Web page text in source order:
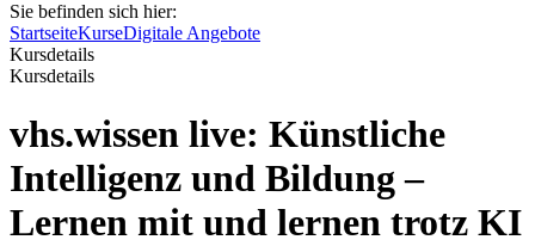
Sie befinden sich hier:
StartseiteKurseDigitale Angebote
Kursdetails
Kursdetails
vhs.wissen live: Künstliche
Intelligenz und Bildung –
Lernen mit und lernen trotz KI